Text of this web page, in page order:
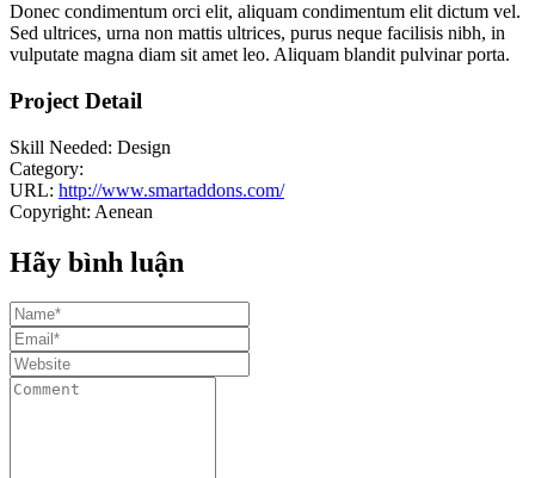
Donec condimentum orci elit, aliquam condimentum elit dictum vel.
Sed ultrices, urna non mattis ultrices, purus neque facilisis nibh, in
vulputate magna diam sit amet leo. Aliquam blandit pulvinar porta.
Project Detail
Skill Needed: Design
Category:
URL: http://www.smartaddons.com/
Copyright: Aenean
Hãy bình luận